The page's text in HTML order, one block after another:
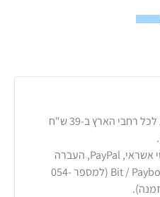
שליח עד הבית לכל רחבי הארץ ב-39 ש"ח
כרטיסי אשראי, PayPal, העברה
בנקאית או באפליקציות Bit / Paybox (למספר 054-